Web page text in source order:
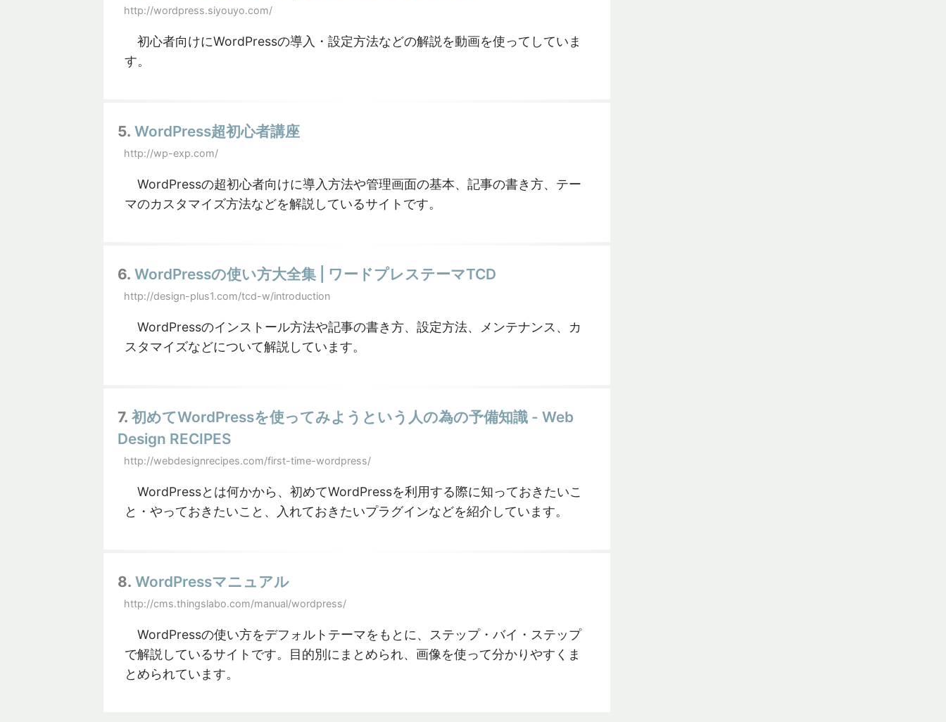
http://wordpress.siyouyo.com/
初心者向けにWordPressの導入・設定方法などの解説を動画を使ってしていま
す。
5. WordPress超初心者講座
http://wp-exp.com/
WordPressの超初心者向けに導入方法や管理画面の基本、記事の書き方、テー
マのカスタマイズ方法などを解説しているサイトです。
6. WordPressの使い方大全集 | ワードプレステーマTCD
http://design-plus1.com/tcd-w/introduction
WordPressのインストール方法や記事の書き方、設定方法、メンテナンス、カ
スタマイズなどについて解説しています。
7. 初めてWordPressを使ってみようという人の為の予備知識 - Web
Design RECIPES
http://webdesignrecipes.com/first-time-wordpress/
WordPressとは何かから、初めてWordPressを利用する際に知っておきたいこ
と・やっておきたいこと、入れておきたいプラグインなどを紹介しています。
8. WordPressマニュアル
http://cms.thingslabo.com/manual/wordpress/
WordPressの使い方をデフォルトテーマをもとに、ステップ・バイ・ステップ
で解説しているサイトです。目的別にまとめられ、画像を使って分かりやすくま
とめられています。